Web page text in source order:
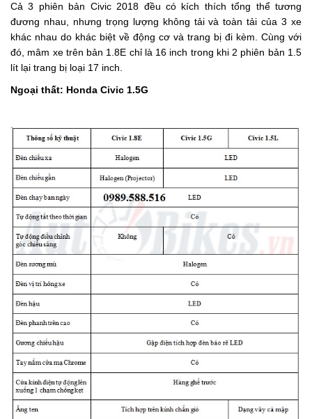
Cả 3 phiên bản Civic 2018 đều có kích thích tổng thể tương
đương nhau, nhưng trọng lượng không tải và toàn tải của 3 xe
khác nhau do khác biệt về động cơ và trang bị đi kèm. Cùng với
đó, mâm xe trên bản 1.8E chỉ là 16 inch trong khi 2 phiên bản 1.5
lít lại trang bị loại 17 inch.
Ngoại thất: Honda Civic 1.5G